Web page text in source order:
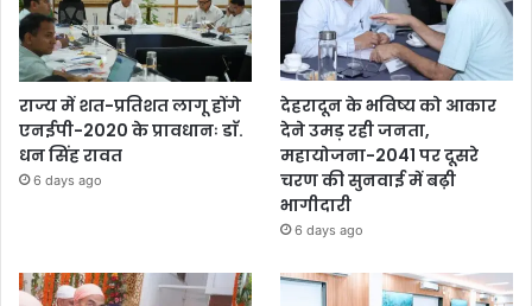
राज्य में शत-प्रतिशत लागू होंगे
एनईपी-2020 के प्रावधानः डाॅ.
धन सिंह रावत
6 days ago
देहरादून के भविष्य को आकार
देने उमड़ रही जनता,
महायोजना-2041 पर दूसरे
चरण की सुनवाई में बढ़ी
भागीदारी
6 days ago